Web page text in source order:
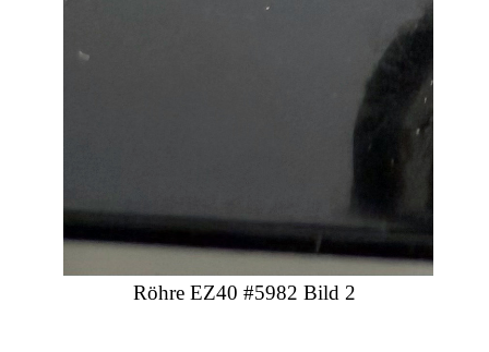
Röhre EZ40 #5982 Bild 2